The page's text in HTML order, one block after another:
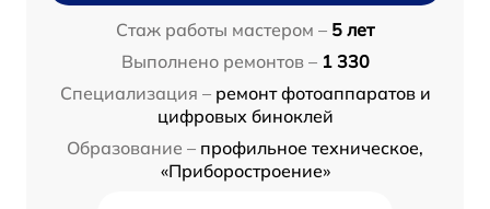
Стаж работы мастером – 5 лет
Выполнено ремонтов – 1 330
Специализация – ремонт фотоаппаратов и
цифровых биноклей
Образование – профильное техническое,
«Приборостроение»